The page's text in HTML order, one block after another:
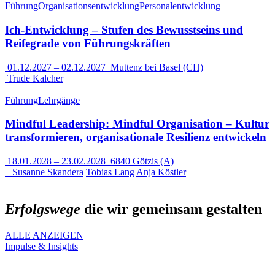
FührungOrganisationsentwicklungPersonalentwicklung
Ich-Entwicklung – Stufen des Bewusstseins und
Reifegrade von Führungskräften
01.12.2027 – 02.12.2027 Muttenz bei Basel (CH)
Trude Kalcher
FührungLehrgänge
Mindful Leadership: Mindful Organisation – Kultur
transformieren, organisationale Resilienz entwickeln
18.01.2028 – 23.02.2028 6840 Götzis (A)
Susanne Skandera Tobias Lang Anja Köstler
Erfolgswege die wir gemeinsam gestalten
ALLE ANZEIGEN
Impulse & Insights